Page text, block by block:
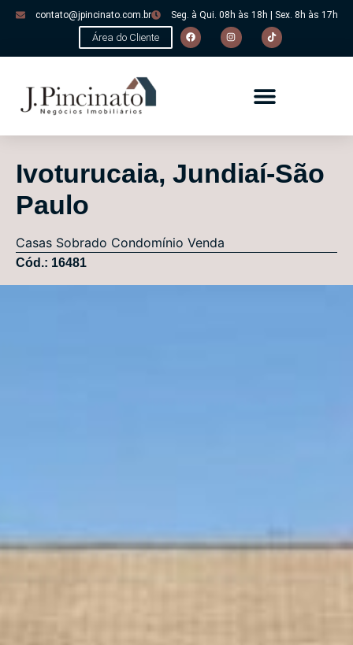
contato@jpincinato.com.br Seg. à Qui. 08h às 18h | Sex. 8h às 17h
Área do Cliente
Ivoturucaia, Jundiaí-São
Paulo
Casas Sobrado Condomínio Venda
Cód.: 16481